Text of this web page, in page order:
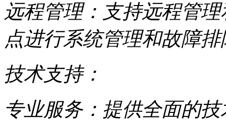
远程管理：支持远程管
点进行系统管理和故障排
技术支持：
专业服务：提供全面的